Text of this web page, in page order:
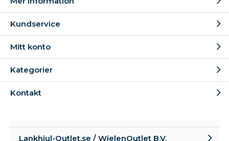
Kundservice
Mitt konto
Kategorier
Kontakt
Lankhjul-Outlet.se / WielenOutlet B.V.